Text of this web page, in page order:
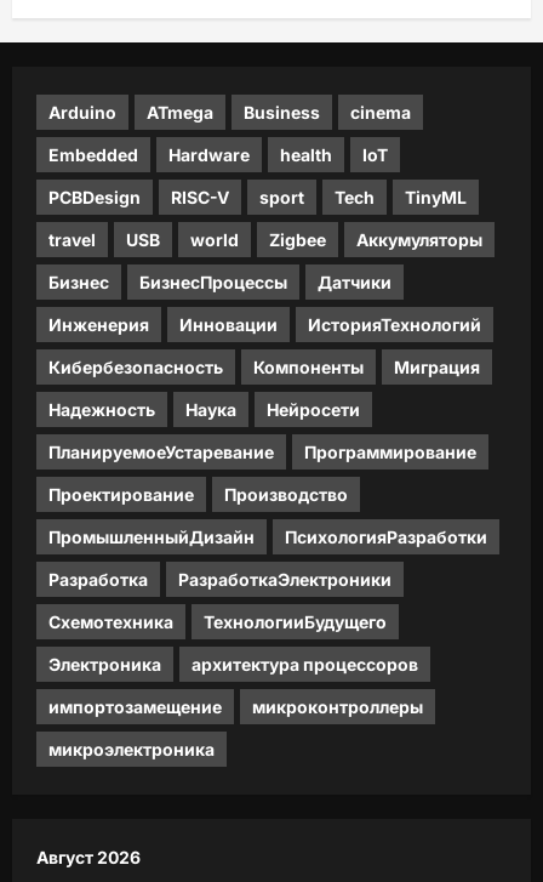
Arduino ATmega Business cinema
Embedded Hardware health IoT
PCBDesign RISC-V sport Tech TinyML
travel USB world Zigbee Аккумуляторы
Бизнес БизнесПроцессы Датчики
Инженерия Инновации ИсторияТехнологий
Кибербезопасность Компоненты Миграция
Надежность Наука Нейросети
ПланируемоеУстаревание Программирование
Проектирование Производство
ПромышленныйДизайн ПсихологияРазработки
Разработка РазработкаЭлектроники
Схемотехника ТехнологииБудущего
Электроника архитектура процессоров
импортозамещение микроконтроллеры
микроэлектроника
Август 2026